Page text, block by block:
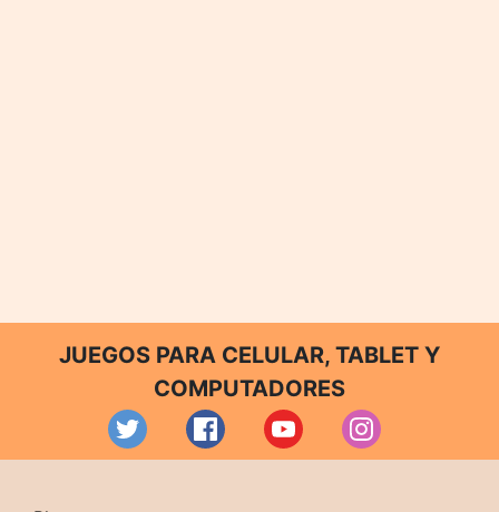
JUEGOS PARA CELULAR, TABLET Y
COMPUTADORES